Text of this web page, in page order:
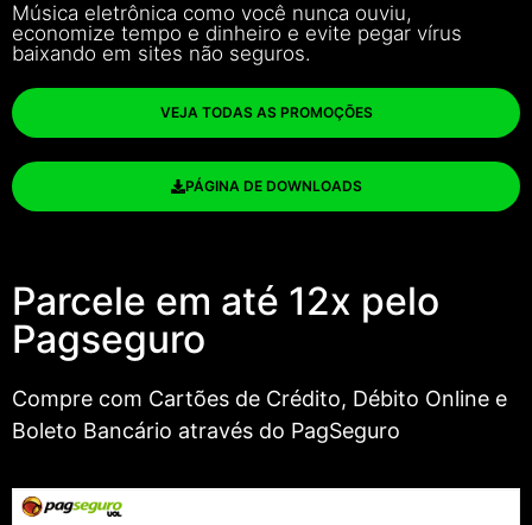
Música eletrônica como você nunca ouviu,
economize tempo e dinheiro e evite pegar vírus
baixando em sites não seguros.
VEJA TODAS AS PROMOÇÕES
PÁGINA DE DOWNLOADS
Parcele em até 12x pelo
Pagseguro
Compre com Cartões de Crédito, Débito Online e
Boleto Bancário através do PagSeguro